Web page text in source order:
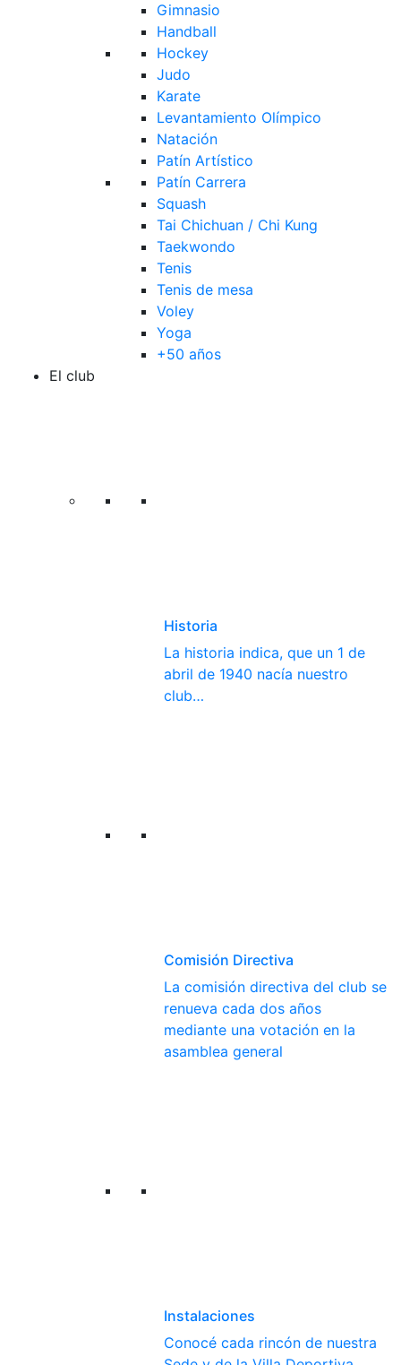
Gimnasio
Handball
Hockey
Judo
Karate
Levantamiento Olímpico
Natación
Patín Artístico
Patín Carrera
Squash
Tai Chichuan / Chi Kung
Taekwondo
Tenis
Tenis de mesa
Voley
Yoga
+50 años
El club
Historia
La historia indica, que un 1 de
abril de 1940 nacía nuestro
club…
Comisión Directiva
La comisión directiva del club se
renueva cada dos años
mediante una votación en la
asamblea general
Instalaciones
Conocé cada rincón de nuestra